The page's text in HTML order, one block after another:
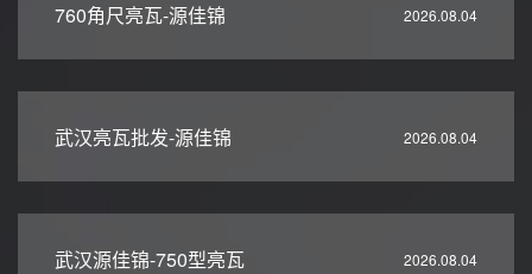
760角尺亮瓦-源佳锦 2026.08.04
武汉亮瓦批发-源佳锦 2026.08.04
武汉源佳锦-750型亮瓦 2026.08.04